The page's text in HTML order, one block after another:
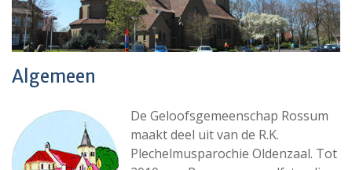
Algemeen
De Geloofsgemeenschap Rossum
maakt deel uit van de R.K.
Plechelmusparochie Oldenzaal. Tot